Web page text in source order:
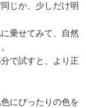
じか、少しだけ明
乗せてみて、自然
で試すと、より正
にぴったりの色を